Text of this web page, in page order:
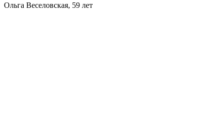
Ольга Веселовская, 59 лет